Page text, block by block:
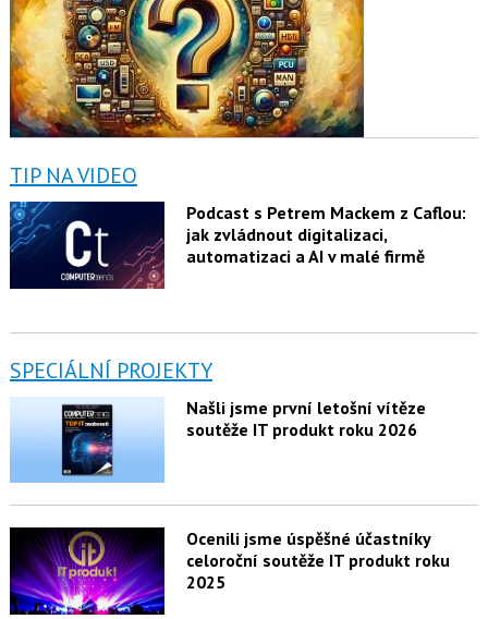
TIP NA VIDEO
Podcast s Petrem Mackem z Caflou:
jak zvládnout digitalizaci,
automatizaci a AI v malé firmě
SPECIÁLNÍ PROJEKTY
Našli jsme první letošní vítěze
soutěže IT produkt roku 2026
Ocenili jsme úspěšné účastníky
celoroční soutěže IT produkt roku
2025